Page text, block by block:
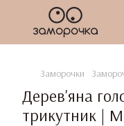
Заморочки
Дерев'яна
трикутник |